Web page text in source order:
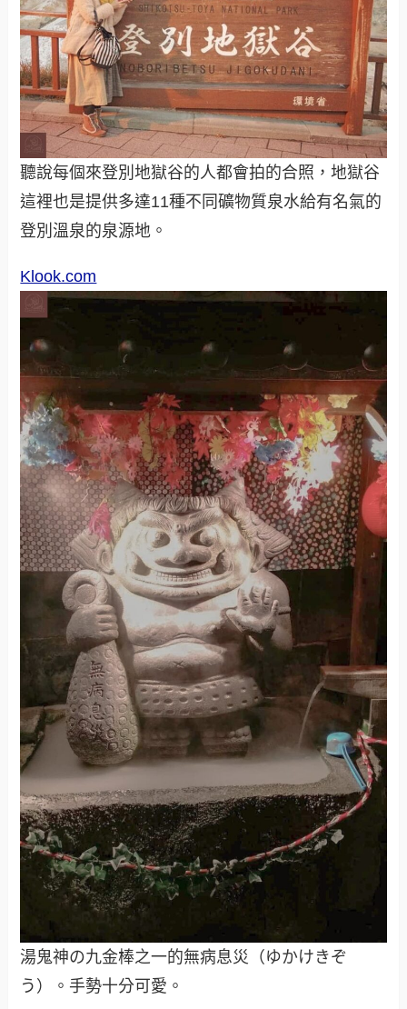
聽說每個來登別地獄谷的人都會拍的合照，地獄谷
這裡也是提供多達11種不同礦物質泉水給有名氣的
登別溫泉的泉源地。
Klook.com
湯鬼神の九金棒之一的無病息災（ゆかけきぞ
う）。手勢十分可愛。